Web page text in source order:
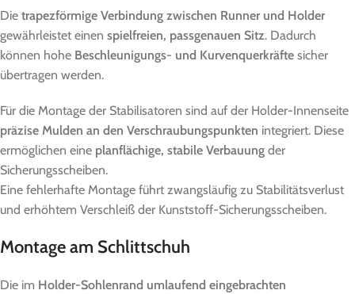
Die trapezförmige Verbindung zwischen Runner und Holder
gewährleistet einen spielfreien, passgenauen Sitz. Dadurch
können hohe Beschleunigungs- und Kurvenquerkräfte sicher
übertragen werden.
Für die Montage der Stabilisatoren sind auf der Holder-Innenseite
präzise Mulden an den Verschraubungspunkten integriert. Diese
ermöglichen eine planflächige, stabile Verbauung der
Sicherungsscheiben.
Eine fehlerhafte Montage führt zwangsläufig zu Stabilitätsverlust
und erhöhtem Verschleiß der Kunststoff-Sicherungsscheiben.
Montage am Schlittschuh
Die im Holder-Sohlenrand umlaufend eingebrachten